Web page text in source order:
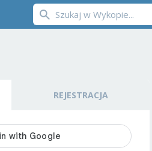
REJESTRACJA